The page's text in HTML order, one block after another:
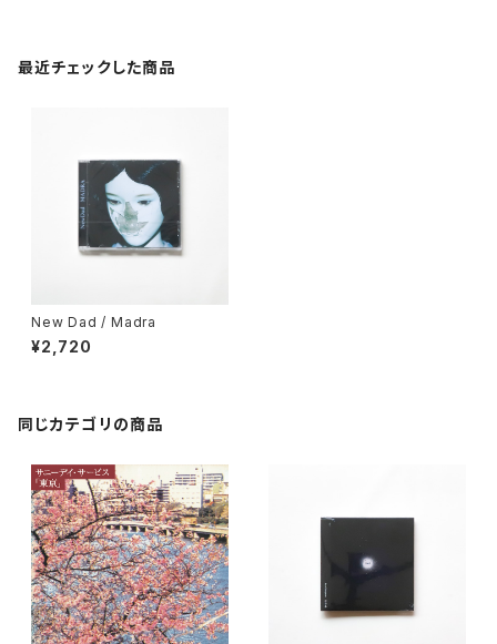
最近チェックした商品
New Dad / Madra
¥2,720
同じカテゴリの商品